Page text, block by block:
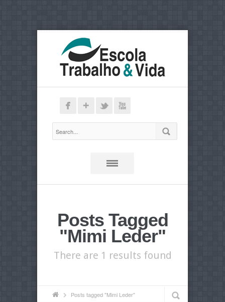
Posts Tagged
"Mimi Leder"
There are 1 results found
Posts tagged "Mimi Leder"